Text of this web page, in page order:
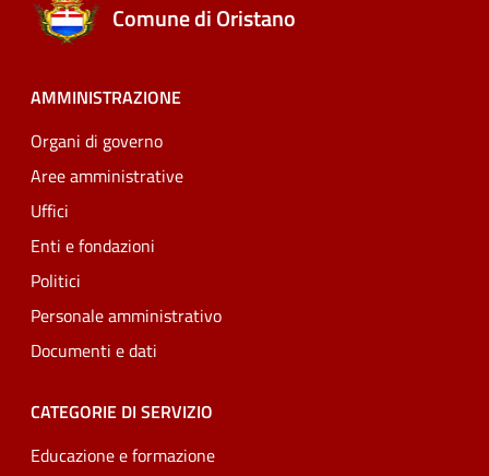
Comune di Oristano
AMMINISTRAZIONE
Organi di governo
Aree amministrative
Uffici
Enti e fondazioni
Politici
Personale amministrativo
Documenti e dati
CATEGORIE DI SERVIZIO
Educazione e formazione